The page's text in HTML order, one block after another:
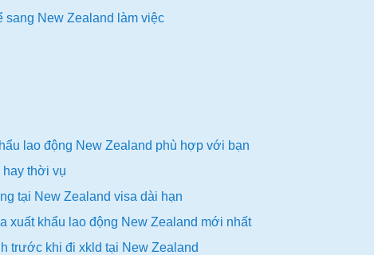
sang New Zealand làm việc
lao động New Zealand phù hợp với bạn
thời vụ
tại New Zealand visa dài hạn
xuất khẩu lao động New Zealand mới nhất
trước khi đi xkld tại New Zealand